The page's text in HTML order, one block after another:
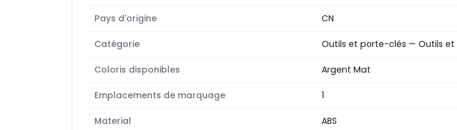
Pays d'origine CN
Catégorie Outils et porte-clés — Outils et
Coloris disponibles Argent Mat
Emplacements de marquage 1
Material ABS